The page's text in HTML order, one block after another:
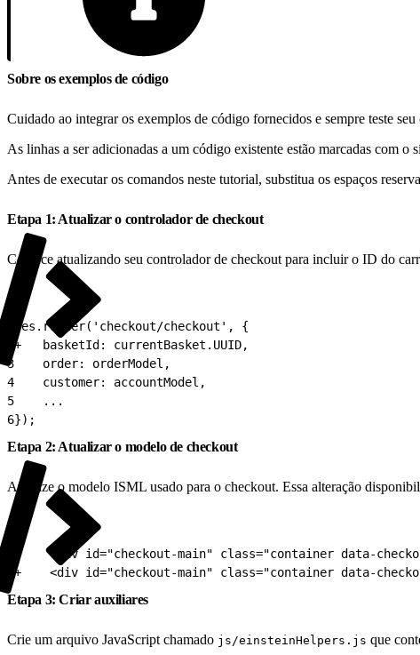
Sobre os exemplos de código
Cuidado ao integrar os exemplos de código fornecidos e sempre teste
As linhas a ser adicionadas a um código existente estão marcadas com o
Antes de executar os comandos neste tutorial, substitua os espaços
Etapa 1: Atualizar o controlador de checkout
Comece atualizando seu controlador de checkout para incluir o ID do
res.render('checkout/checkout', {
+   basketId: currentBasket.UUID,
3
    order: orderModel,
4
    customer: accountModel,
5
    ...
6});
Etapa 2: Atualizar o modelo de checkout
Atualize o modelo ISML usado para o checkout. Essa alteração
-    <div id="checkout-main" class="container data-
+    <div id="checkout-main" class="container data-
Etapa 3: Criar auxiliares
Crie um arquivo JavaScript chamado js/einsteinHelpers.js que